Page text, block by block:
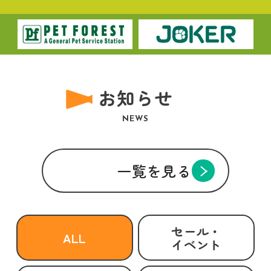
お知らせ
NEWS
一覧を見る
ALL セール・
イベント